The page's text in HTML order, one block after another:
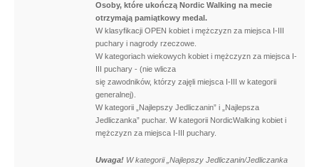
Osoby, które ukończą Nordic Walking na mecie
otrzymają pamiątkowy medal.
W klasyfikacji OPEN kobiet i mężczyzn za miejsca I-III
puchary i nagrody rzeczowe.
W kategoriach wiekowych kobiet i mężczyzn za miejsca I-
III puchary - (nie wlicza
się zawodników, którzy zajęli miejsca I-III w kategorii
generalnej).
W kategorii „Najlepszy Jedliczanin” i „Najlepsza
Jedliczanka” puchar. W kategorii NordicWalking kobiet i
mężczyzn za miejsca I-III puchary.
Uwaga! W kategorii „Najlepszy Jedliczanin/Jedliczanka